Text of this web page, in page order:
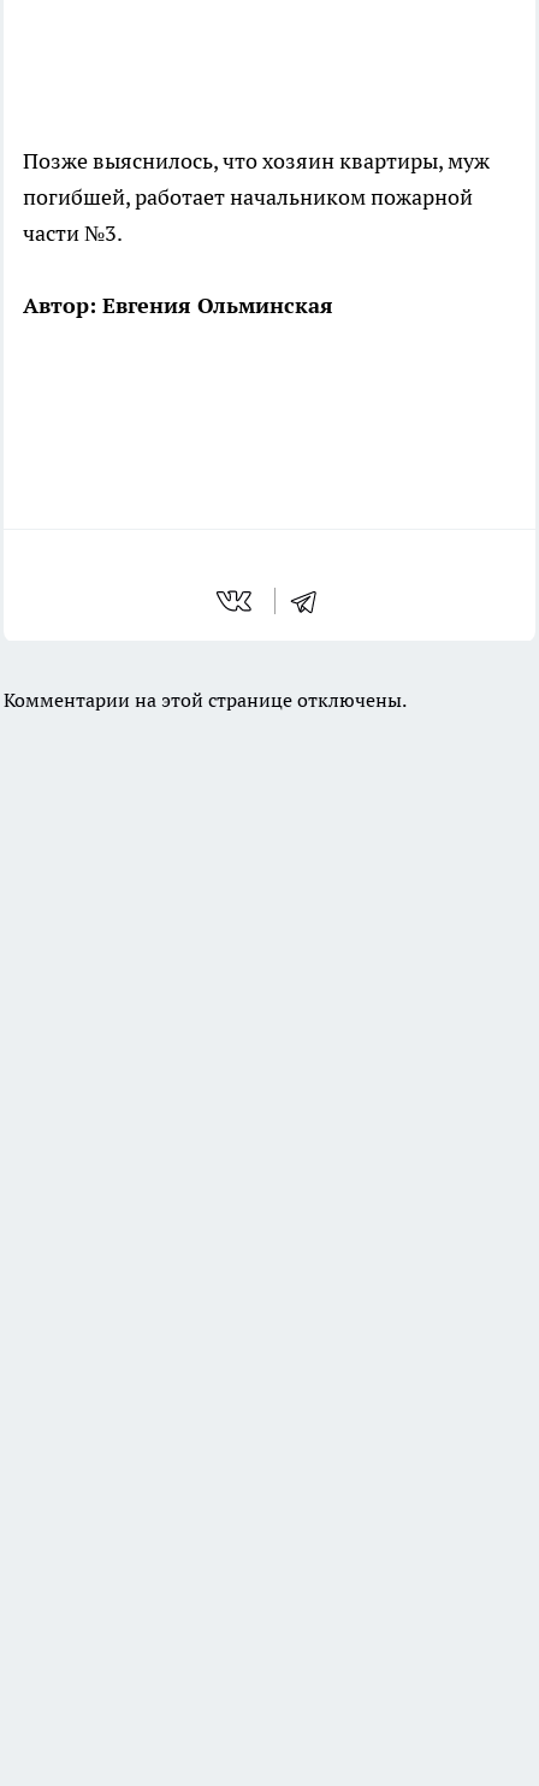
Позже выяснилось, что хозяин квартиры, муж
погибшей, работает начальником пожарной
части №3.
Автор: Евгения Ольминская
Комментарии на этой странице отключены.